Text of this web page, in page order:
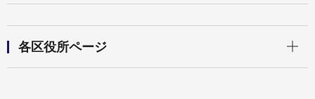
各区役所ページ